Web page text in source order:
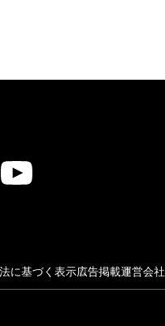
に基づく表示広告掲載運営会社